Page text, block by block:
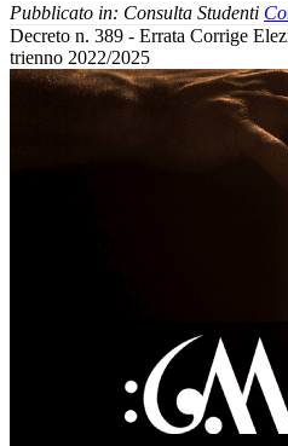
Pubblicato in: Consulta Studenti
Decreto n. 389 - Errata Corrige
trienno 2022/2025